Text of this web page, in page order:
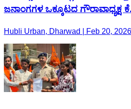
ಜನಾಂಗಗಳ ಒಕ್ಕೂಟದ ಗೌರಾವಾಧ್ಯಕ್ಷ
Hubli Urban, Dharwad | Feb 20, 2026